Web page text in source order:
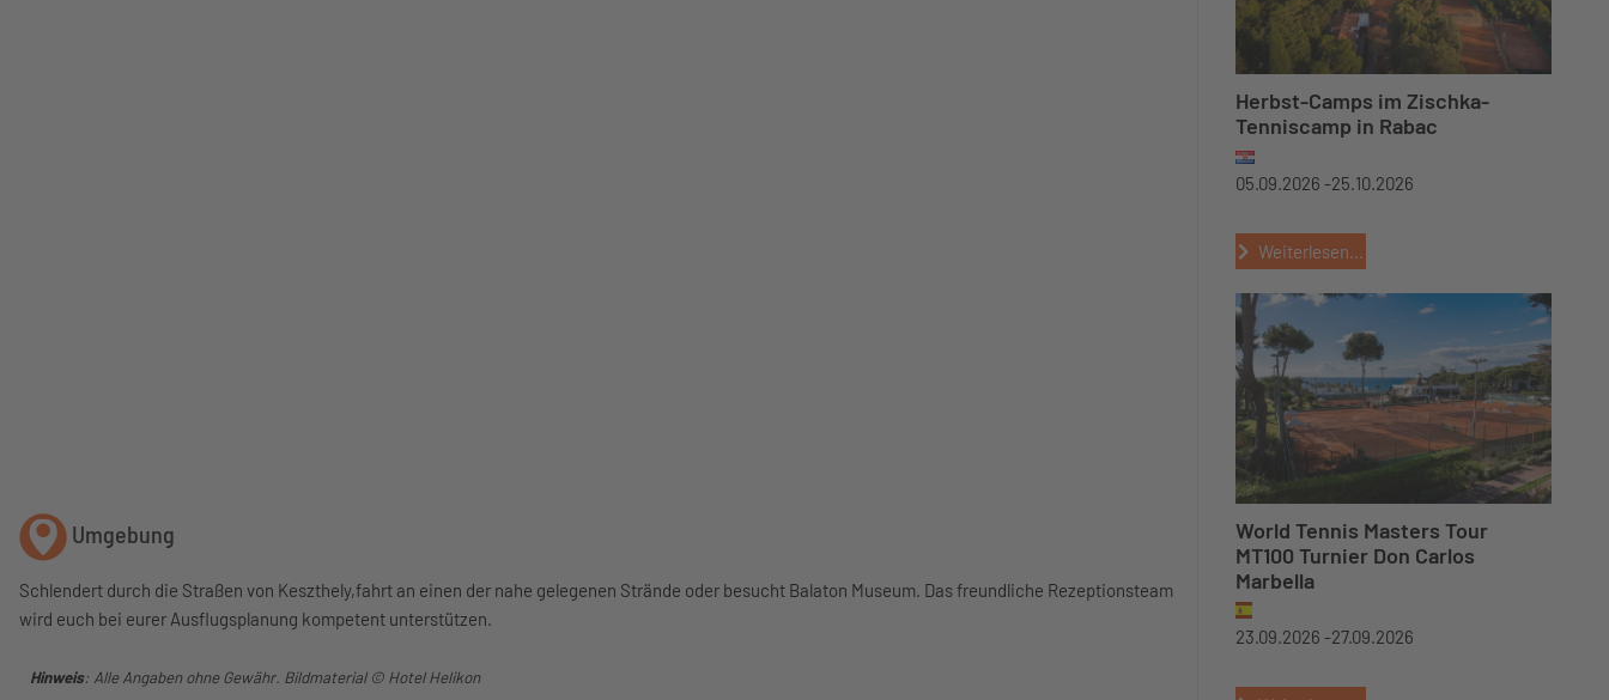
Umgebung
Schlendert durch die Straßen von Keszthely,fahrt an einen der nahe gelegenen Strände oder besucht Balaton Museum. Das freundliche Rezeptionsteam
wird euch bei eurer Ausflugsplanung kompetent unterstützen.
Hinweis: Alle Angaben ohne Gewähr. Bildmaterial © Hotel Helikon
Herbst-Camps im Zischka-
Tenniscamp in Rabac
05.09.2026 -25.10.2026
Weiterlesen...
World Tennis Masters Tour
MT100 Turnier Don Carlos
Marbella
23.09.2026 -27.09.2026